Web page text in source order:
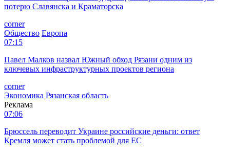
потерю Славянска и Краматорска
corner
Общество Европа
07:15
Павел Малков назвал Южный обход Рязани одним из
ключевых инфраструктурных проектов региона
corner
Экономика Рязанская область
Реклама
07:06
Брюссель переводит Украине российские деньги: ответ
Кремля может стать проблемой для EC